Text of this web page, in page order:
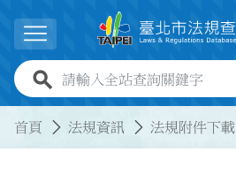
展開選單
全站查詢關鍵字欄位
首頁 法規資訊 法規附件下載